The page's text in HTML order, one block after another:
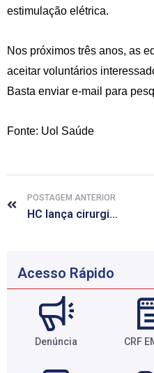
estimulação elétrica.
Nos próximos três anos, as
aceitar voluntários
Basta enviar e-mail para
Fonte: Uol Saúde
POSTAGEM ANTERIOR
HC lança cirurgia inédita no SUS para tratar hérnia de disco
Acesso Rápido
Denúncia CRF